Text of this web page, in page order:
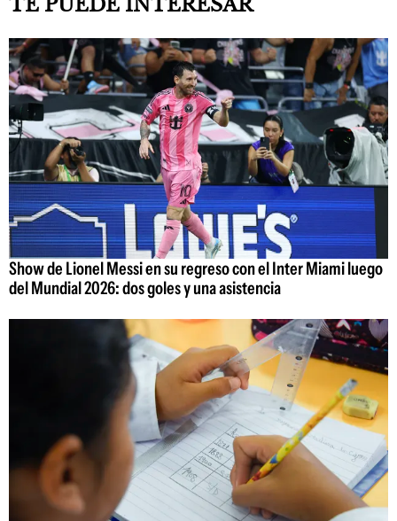
TE PUEDE INTERESAR
Show de Lionel Messi en su regreso con el Inter Miami luego
del Mundial 2026: dos goles y una asistencia